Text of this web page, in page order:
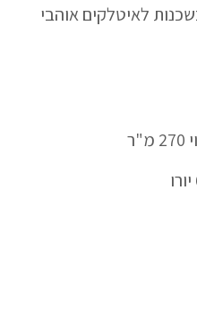
לאיטלקים אוהבי